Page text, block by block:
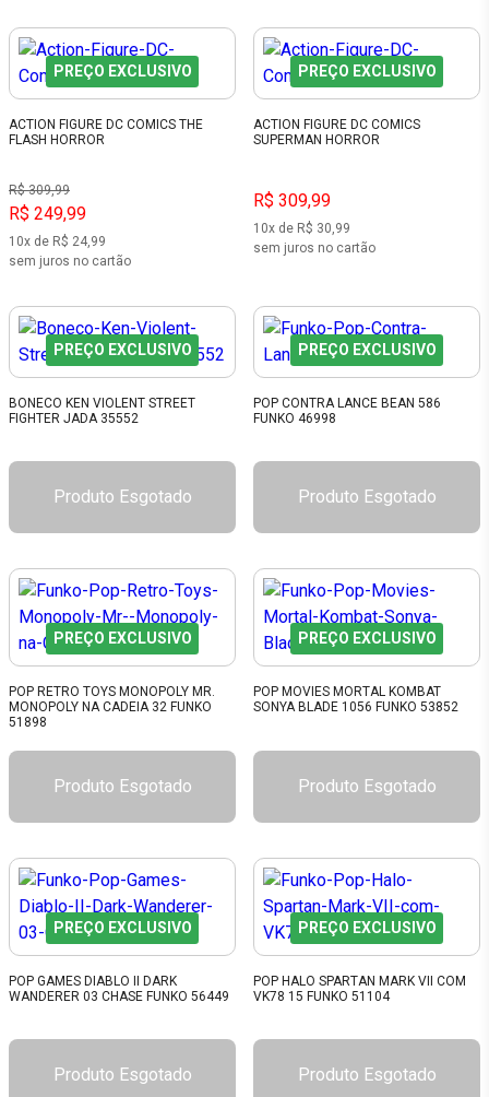
PREÇO EXCLUSIVO
ACTION FIGURE DC COMICS THE
FLASH HORROR
R$ 309,99
R$ 249,99
10x de R$ 24,99
sem juros no cartão
PREÇO EXCLUSIVO
ACTION FIGURE DC COMICS
SUPERMAN HORROR
R$ 309,99
10x de R$ 30,99
sem juros no cartão
PREÇO EXCLUSIVO
BONECO KEN VIOLENT STREET
FIGHTER JADA 35552
Produto Esgotado
PREÇO EXCLUSIVO
POP CONTRA LANCE BEAN 586
FUNKO 46998
Produto Esgotado
PREÇO EXCLUSIVO
POP RETRO TOYS MONOPOLY MR.
MONOPOLY NA CADEIA 32 FUNKO
51898
Produto Esgotado
PREÇO EXCLUSIVO
POP MOVIES MORTAL KOMBAT
SONYA BLADE 1056 FUNKO 53852
Produto Esgotado
PREÇO EXCLUSIVO
POP GAMES DIABLO II DARK
WANDERER 03 CHASE FUNKO 56449
Produto Esgotado
PREÇO EXCLUSIVO
POP HALO SPARTAN MARK VII COM
VK78 15 FUNKO 51104
Produto Esgotado